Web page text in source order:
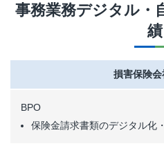
事務業務デジタル・
績
損害保険会
BPO
保険金請求書類のデジタル化